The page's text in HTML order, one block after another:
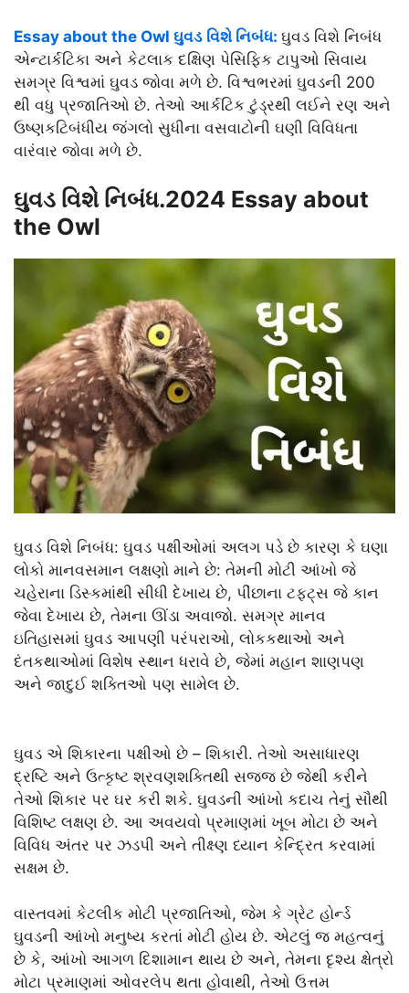
Essay about the Owl ઘુવડ વિશે નિબંધ: ઘુવડ વિશે નિબંધ
એન્ટાર્કટિકા અને કેટલાક દક્ષિણ પેસિફિક ટાપુઓ સિવાય
સમગ્ર વિશ્વમાં ઘુવડ જોવા મળે છે. વિશ્વભરમાં ઘુવડની 200
થી વધુ પ્રજાતિઓ છે. તેઓ આર્કટિક ટુંડ્રથી લઈને રણ અને
ઉષ્ણકટિબંધીય જંગલો સુધીના વસવાટોની ઘણી વિવિધતા
વારંવાર જોવા મળે છે.
ઘુવડ વિશે નિબંધ.2024 Essay about
the Owl
ઘુવડ વિશે નિબંધ: ઘુવડ પક્ષીઓમાં અલગ પડે છે કારણ કે ઘણા
લોકો માનવસમાન લક્ષણો માને છે: તેમની મોટી આંખો જે
ચહેરાના ડિસ્કમાંથી સીધી દેખાય છે, પીંછાના ટફ્ટ્સ જે કાન
જેવા દેખાય છે, તેમના ઊંડા અવાજો. સમગ્ર માનવ
ઇતિહાસમાં ઘુવડ આપણી પરંપરાઓ, લોકકથાઓ અને
દંતકથાઓમાં વિશેષ સ્થાન ધરાવે છે, જેમાં મહાન શાણપણ
અને જાદુઈ શક્તિઓ પણ સામેલ છે.
ઘુવડ એ શિકારના પક્ષીઓ છે – શિકારી. તેઓ અસાધારણ
દ્રષ્ટિ અને ઉત્કૃષ્ટ શ્રવણશક્તિથી સજ્જ છે જેથી કરીને
તેઓ શિકાર પર ઘર કરી શકે. ઘુવડની આંખો કદાચ તેનું સૌથી
વિશિષ્ટ લક્ષણ છે. આ અવયવો પ્રમાણમાં ખૂબ મોટા છે અને
વિવિધ અંતર પર ઝડપી અને તીક્ષ્ણ ધ્યાન કેન્દ્રિત કરવામાં
સક્ષમ છે.
વાસ્તવમાં કેટલીક મોટી પ્રજાતિઓ, જેમ કે ગ્રેટ હોર્ન્ડ
ઘુવડની આંખો મનુષ્ય કરતાં મોટી હોય છે. એટલું જ મહત્વનું
છે કે, આંખો આગળ દિશામાન થાય છે અને, તેમના દૃશ્ય ક્ષેત્રો
મોટા પ્રમાણમાં ઓવરલેપ થતા હોવાથી, તેઓ ઉત્તમ